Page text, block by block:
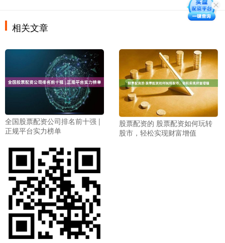
相关文章
全国股票配资公司排名前十强 |
正规平台实力榜单
股票配资的 股票配资如何玩转
股市，轻松实现财富增值